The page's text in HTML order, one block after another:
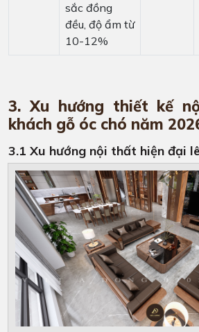
sắc đồng
đều, độ ẩm từ
10-12%
3. Xu hướng thiết kế
khách gỗ óc chó năm
3.1 Xu hướng nội thất hiện đại